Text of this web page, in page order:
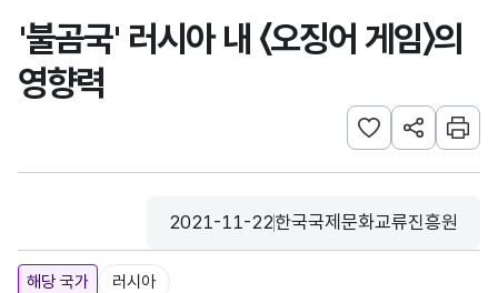
계
'불곰국' 러시아 내 〈오징어 게임〉의
영향력
관심사 등록하기
URL 공유하
인쇄
등록일
2021-11-22
수집기관
한국국제문화교류진흥원
해당 국가
러시아